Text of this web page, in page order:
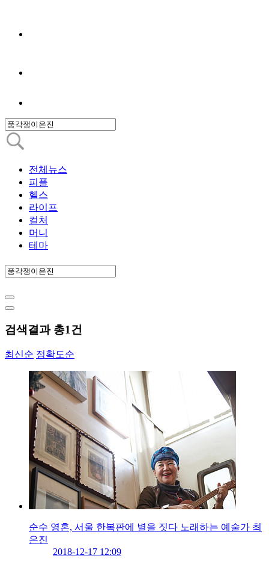
전체뉴스
피플
헬스
라이프
컬처
머니
테마
검색결과 총1건
최신순 정확도순
순수 영혼, 서울 한복판에 별을 짓다 노래하는 예술가 최
은진
2018-12-17 12:09